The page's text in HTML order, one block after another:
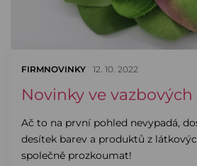
FIRMNOVINKY 12. 10. 2022
Novinky ve
Ač to na první pohled nevypadá,
desítek barev a produktů z
společně prozkoumat!